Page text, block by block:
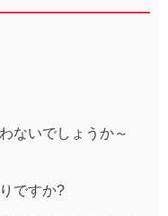
ないでしょうか～
ですか?